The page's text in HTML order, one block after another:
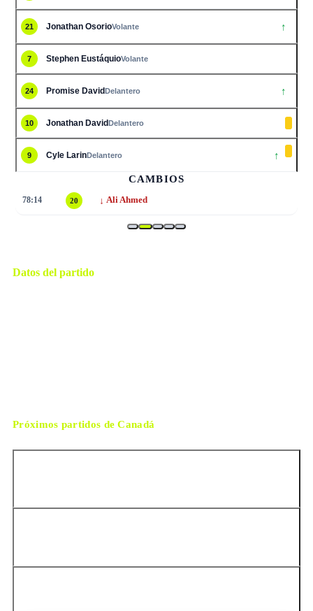
21 Jonathan OsorioVolante ↑
7 Stephen EustáquioVolante
24 Promise DavidDelantero ↑
10 Jonathan DavidDelantero
9 Cyle LarinDelantero ↑
CAMBIOS
78:14 20 ↓ Ali Ahmed
Datos del partido
Próximos partidos deCanadá